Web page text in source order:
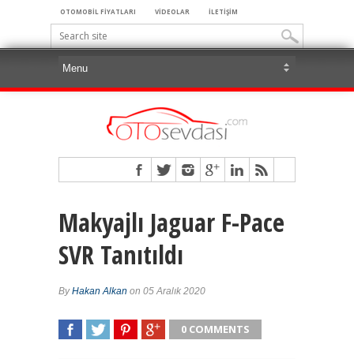
OTOMOBİL FİYATLARI VİDEOLAR İLETİŞİM
Makyajlı Jaguar F-Pace
SVR Tanıtıldı
ByHakan Alkan on 05 Aralık 2020
0 COMMENTS